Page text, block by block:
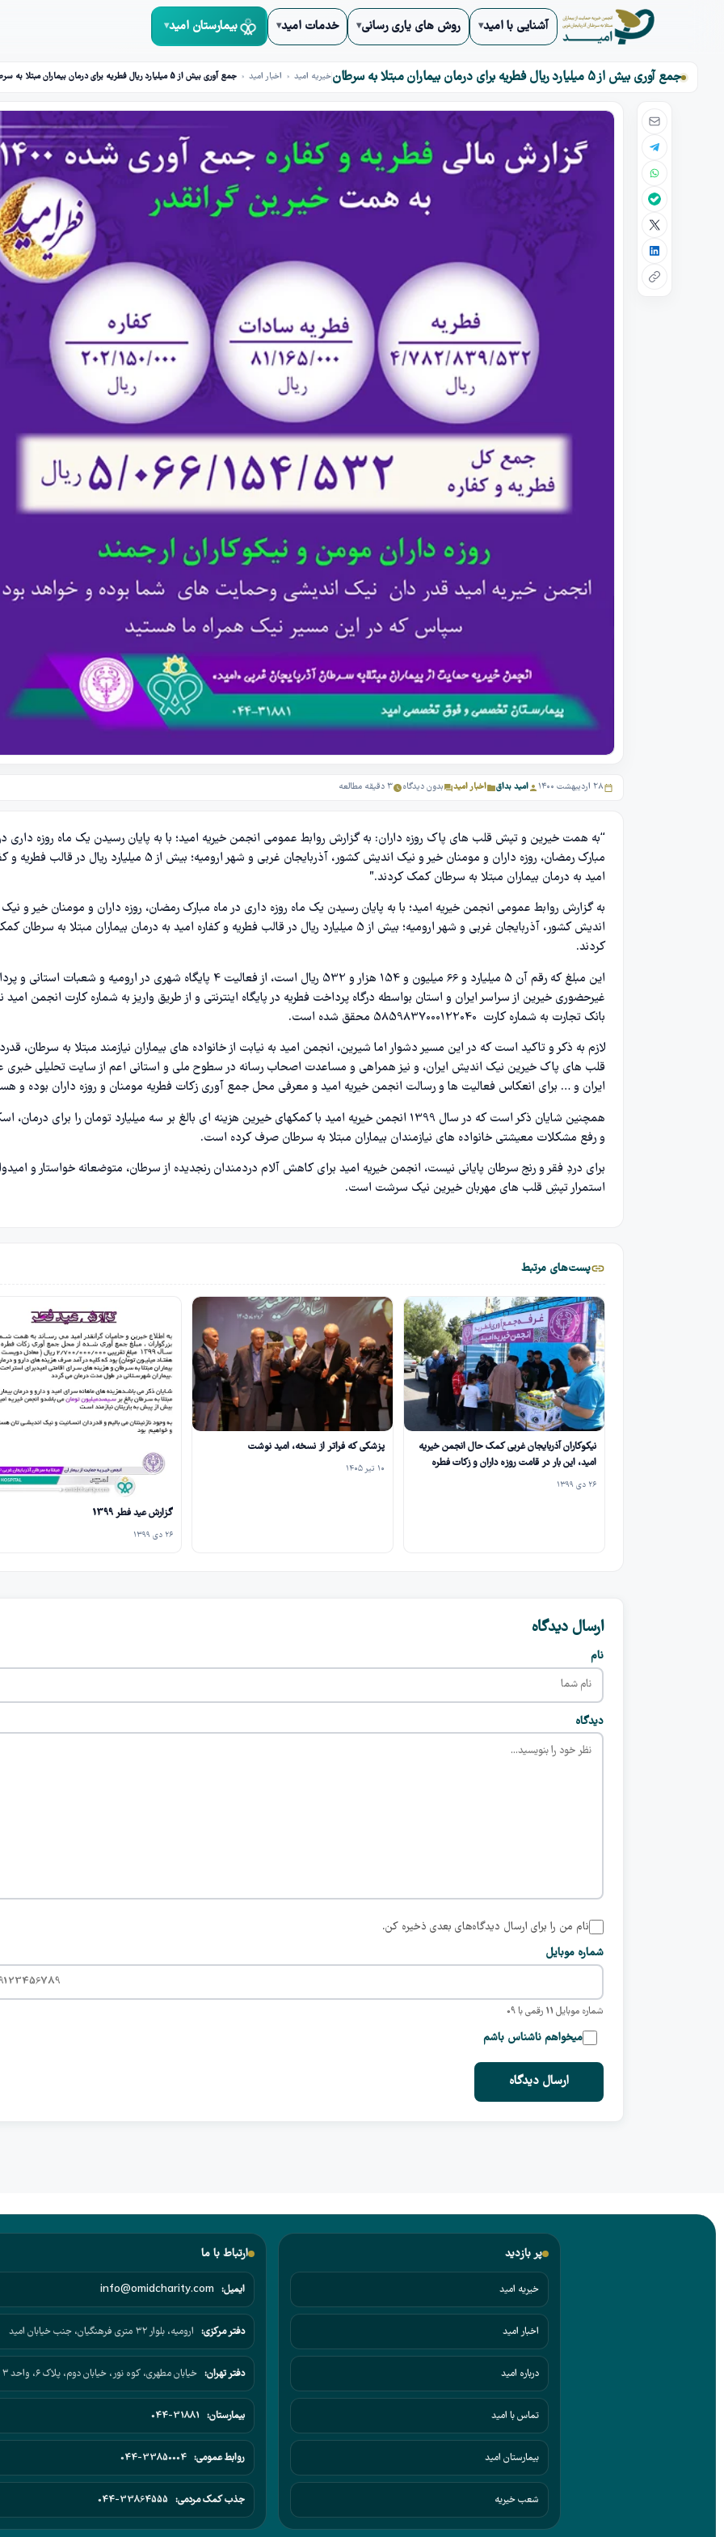
آشنایی با امید روش های یاری رسانی خدمات امید بیمارستان امید
جمع آوری بيش از 5 میلیارد ریال فطریه برای درمان بیماران مبتلا به سرطان خیریه امید » اخبار امید » جمع آوری بيش از 5 میلیارد ریال فطریه برای درمان بیماران مبتلا به سرطان
۲۸ اردیبهشت ۱۴۰۰ امید بداق اخبار امید بدون دیدگاه ۳ دقیقه مطالعه
“به همت خیرین و تپش قلب های پاک روزه داران: به گزارش روابط عمومی انجمن خیریه امید؛ با به پایان رسیدن یک ماه روزه داری
مبارک رمضان، روزه داران و مومنان خیر و نیک اندیش کشور، آذربایجان غربی و شهر ارومیه؛ بیش از 5 میلیارد ریال در
امید به درمان بیماران مبتلا به سرطان کمک کردند.”
به گزارش روابط عمومی انجمن خیریه امید؛ با به پایان رسیدن یک ماه روزه داری در ماه مبارک رمضان، روزه داران و مومنان خیر و نیک
اندیش کشور، آذربایجان غربی و شهر ارومیه؛ بیش از 5 میلیارد ریال در قالب فطریه و کفاره امید به درمان بیماران مبتلا به سرطان
کردند.
این مبلغ که رقم آن 5 میلیارد و 66 میلیون و 154 هزار و 532 ریال است، از فعالیت 4 پایگاه شهری در ارومیه و شعبات
غیرحضوری خیرین از سراسر ایران و استان بواسطه درگاه پرداخت فطریه در پایگاه اینترنتی و از طریق واریز به شماره کارت انجمن امید
بانک تجارت به شماره کارت 5859837000122040 محقق شده است.
لازم به ذکر و تاکید است که در این مسیر دشوار اما شیرین، انجمن امید به نیابت از خانواده های بیماران نیازمند مبتلا به سرطان،
قلب های پاک خیرین نیک اندیش ایران، و نیز همراهی و مساعدت اصحاب رسانه در سطوح ملی و استانی اعم از سايت تحليلي خبری
ایران و … برای انعکاس فعالیت ها و رسالت انجمن خیریه امید و معرفی محل جمع آوری زکات فطریه مومنان و روزه داران بوده و
همچنین شایان ذکر است که در سال 1399 انجمن خیریه امید با کمکهای خیرین هزينه اي بالغ بر سه ميليارد تومان را برای درمان،
و رفع مشکلات معیشتی خانواده های نیازمندان بیماران مبتلا به سرطان صرف کرده است.
برای دردِ فقر و رنج سرطان پایانی نیست، انجمن خیریه امید برای کاهش آلام دردمندان رنجدیده از سرطان، متوضعانه خواستار و
استمرار تپشِ قلب های مهربان خیرین نیک سرشت است.
پست‌های مرتبط
نیکوکاران آذربایجان غربی کمک حال انجمن خیریه
امید، این بار در قامت روزه داران و زکات فطره
۲۶ دی ۱۳۹۹
پزشکی که فراتر از نسخه، امید نوشت
۱۰ تیر ۱۴۰۵
گزارش عید فطر 1399
۲۶ دی ۱۳۹۹
ارسال دیدگاه
نام
دیدگاه
نام من را برای ارسال دیدگاه‌های بعدی ذخیره کن.
شماره موبایل
شماره موبایل 11 رقمی با 09
میخواهم ناشناس باشم
ارسال دیدگاه
پر بازدید
خیریه امید
اخبار امید
درباره امید
تماس با امید
بیمارستان امید
شعب خیریه
ارتباط با ما
ایمیل: info@omidcharity.com
دفتر مرکزی: ارومیه، بلوار ۳۲ متری فرهنگیان، جنب خیابان امید
دفتر تهران: خیابان مطهری، کوه نور، خیابان دوم، پلاک ۶، واحد ۳
بیمارستان: 044-31881
روابط عمومی: 044-33850004
جذب کمک مردمی: 044-33864555